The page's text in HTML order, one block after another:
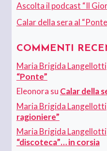
Ascolta il podcast “Il
Calar della sera al
COMMENTI
Maria Brigida Langellotti
“Ponte”
Eleonora su Calar della
Maria Brigida Langellotti
ragioniere”
Maria Brigida Langellotti
“discoteca”… in corsia